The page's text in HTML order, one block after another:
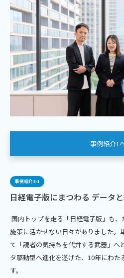
事例紹介1
事例紹介2-1
日経電子版にまつわる データ
国内トップを走る「日経電子版」も、
施策に活かせない日々がありました。
て「読者の気持ちを代弁する武器」へ
タ駆動型へ進化を遂げた、10年にわた
す。